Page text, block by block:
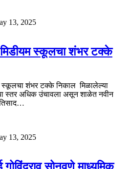
13, 2025
मिडीयम स्कूलचा शंभर टक्के
स्कूलचा शंभर टक्के निकाल मिळालेल्या
स्तर अधिक उंचावला असून शाळेत नवीन
13, 2025
गोविंदराव सोनवणे माध्यमिक